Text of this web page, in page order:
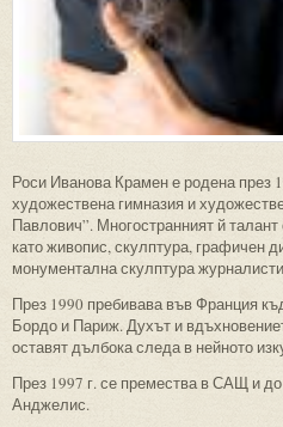
Роси Иванова Крамен е родена
художествена гимназия и
Павлович”. Многостранният й
като живопис, скулптура, графичен
монументална скулптура
През 1990 пребивава във Франция
Бордо и Париж. Духът и
оставят дълбока следа в нейното
През 1997 г. се премества в САЩ и
Анджелис.